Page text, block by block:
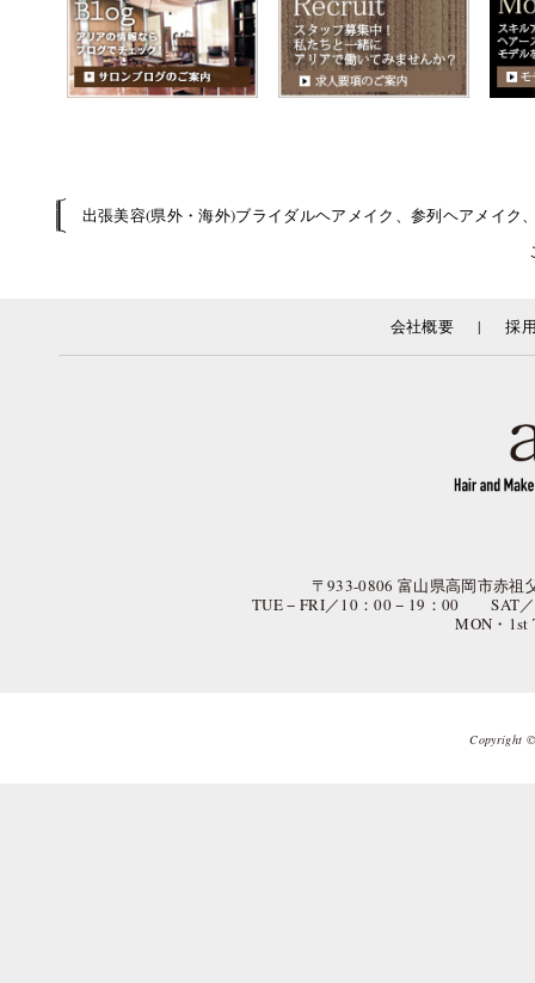
出張美容(県外・海外)ブライダルヘアメイク、参列ヘアメイ
会社概要 | 採
〒933-0806 富山県高岡市赤
TUE − FRI／10：00 − 19：00 SAT
MON・1st
Copyright